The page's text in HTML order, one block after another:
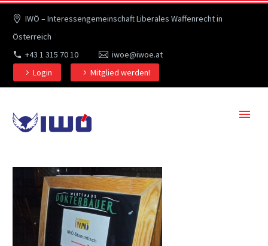
IWÖ – Interessengemeinschaft Liberales Waffenrecht in
Österreich
+43 1 315 70 10
iwoe@iwoe.at
Login
Mitglied werden!